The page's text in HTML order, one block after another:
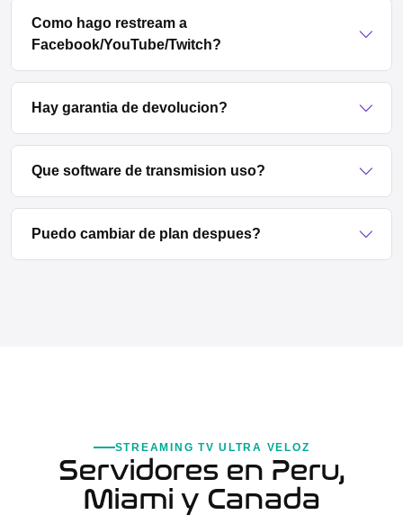
Como hago restream a
Facebook/YouTube/Twitch?
Hay garantia de devolucion?
Que software de transmision uso?
Puedo cambiar de plan despues?
STREAMING TV ULTRA VELOZ
Servidores en Peru,
Miami y Canada